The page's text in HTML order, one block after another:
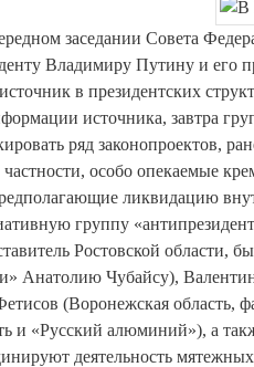
заседании Совета
Владимиру Путину и его
в президентских
источника, завтра
ряд законопроектов,
особо опекаемые
ликвидацию
группу
Ростовской области,
Анатолию Чубайсу),
(Воронежская область,
и «Русский алюминий»), а
деятельность